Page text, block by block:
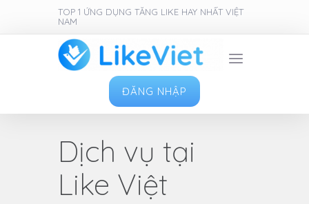
TOP 1 ỨNG DỤNG TĂNG LIKE HAY NHẤT VIỆT
NAM
ĐĂNG NHẬP
Dịch vụ tại
Like Việt